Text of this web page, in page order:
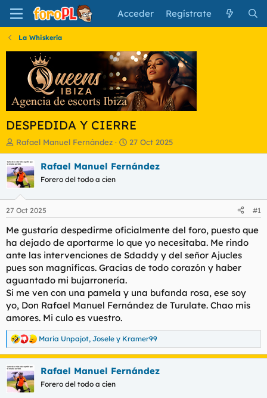
Acceder Regístrate
La Whiskería
DESPEDIDA Y CIERRE
I
n
i
c
i
a
d
o
r
e
l
t
e
m
a
Rafael Manuel Fernández
F
e
c
i
n
c
i
o
27 Oct 2025
Rafael Manuel Fernández
Forero del todo a cien
27 Oct 2025 #1
Me gustaría despedirme oficialmente del foro, puesto que
ha dejado de aportarme lo que yo necesitaba. Me rindo
ante las intervenciones de Sdaddy y del señor Ajucles
pues son magníficas. Gracias de todo corazón y haber
aguantado mi bujarronería.
Si me ven con una pamela y una bufanda rosa, ese soy
yo, Don Rafael Manuel Fernández de Turulate. Chao mis
amores. Mi culo es vuestro.
R
e
a
c
c
i
Maria Unpajot, Josele y Kramer99
Rafael Manuel Fernández
Forero del todo a cien